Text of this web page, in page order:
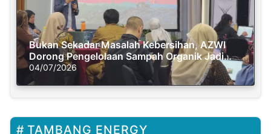
Bukan Sekadar Masalah Kebersihan, AZWI
Dorong Pengelolaan Sampah Organik Jadi
Solusi Krisis Iklim
04/07/2026
TAMBANG ENERGY